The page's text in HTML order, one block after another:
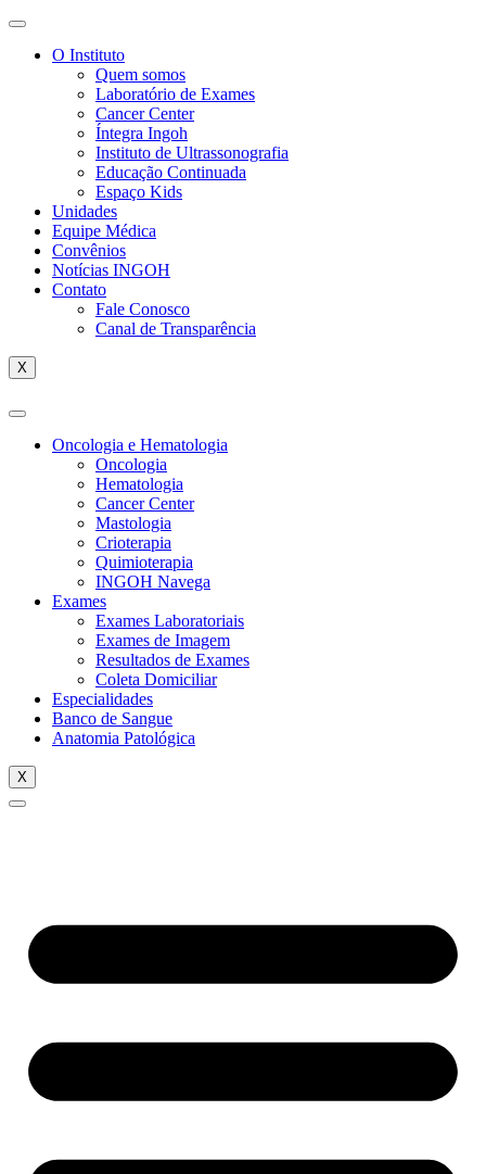
O Instituto
Quem somos
Laboratório de Exames
Cancer Center
Íntegra Ingoh
Instituto de Ultrassonografia
Educação Continuada
Espaço Kids
Unidades
Equipe Médica
Convênios
Notícias INGOH
Contato
Fale Conosco
Canal de Transparência
X
Oncologia e Hematologia
Oncologia
Hematologia
Cancer Center
Mastologia
Crioterapia
Quimioterapia
INGOH Navega
Exames
Exames Laboratoriais
Exames de Imagem
Resultados de Exames
Coleta Domiciliar
Especialidades
Banco de Sangue
Anatomia Patológica
X